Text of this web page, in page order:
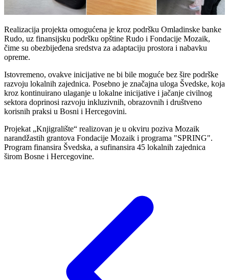
Realizacija projekta omogućena je kroz podršku Omladinske banke
Rudo, uz finansijsku podršku opštine Rudo i Fondacije Mozaik,
čime su obezbijeđena sredstva za adaptaciju prostora i nabavku
opreme.
Istovremeno, ovakve inicijative ne bi bile moguće bez šire podrške
razvoju lokalnih zajednica. Posebno je značajna uloga Švedske, koja
kroz kontinuirano ulaganje u lokalne inicijative i jačanje civilnog
sektora doprinosi razvoju inkluzivnih, obrazovnih i društveno
korisnih praksi u Bosni i Hercegovini.
Projekat „Knjigralište“ realizovan je u okviru poziva Mozaik
narandžastih grantova Fondacije Mozaik i programa "SPRING".
Program finansira Švedska, a sufinansira 45 lokalnih zajednica
širom Bosne i Hercegovine.